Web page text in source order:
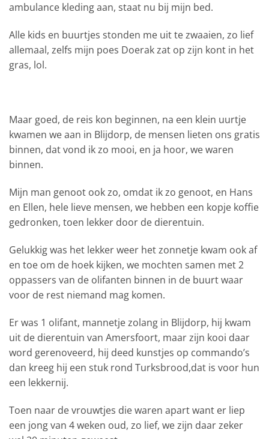
ambulance kleding aan, staat nu bij mijn bed.
Alle kids en buurtjes stonden me uit te zwaaien, zo lief
allemaal, zelfs mijn poes Doerak zat op zijn kont in het
gras, lol.
Maar goed, de reis kon beginnen, na een klein uurtje
kwamen we aan in Blijdorp, de mensen lieten ons gratis
binnen, dat vond ik zo mooi, en ja hoor, we waren
binnen.
Mijn man genoot ook zo, omdat ik zo genoot, en Hans
en Ellen, hele lieve mensen, we hebben een kopje koffie
gedronken, toen lekker door de dierentuin.
Gelukkig was het lekker weer het zonnetje kwam ook af
en toe om de hoek kijken, we mochten samen met 2
oppassers van de olifanten binnen in de buurt waar
voor de rest niemand mag komen.
Er was 1 olifant, mannetje zolang in Blijdorp, hij kwam
uit de dierentuin van Amersfoort, maar zijn kooi daar
word gerenoveerd, hij deed kunstjes op commando’s
dan kreeg hij een stuk rond Turksbrood,dat is voor hun
een lekkernij.
Toen naar de vrouwtjes die waren apart want er liep
een jong van 4 weken oud, zo lief, we zijn daar zeker